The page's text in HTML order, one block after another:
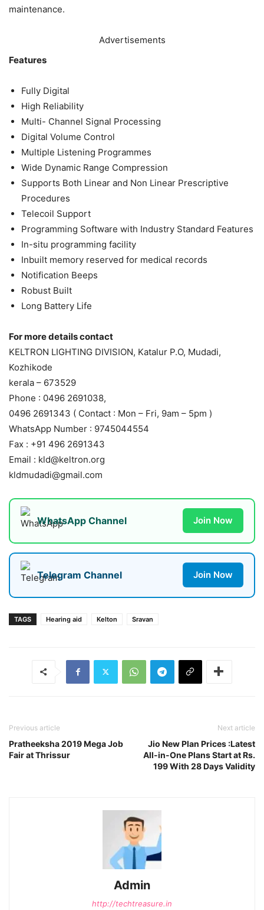
maintenance.
Advertisements
Features
Fully Digital
High Reliability
Multi- Channel Signal Processing
Digital Volume Control
Multiple Listening Programmes
Wide Dynamic Range Compression
Supports Both Linear and Non Linear Prescriptive
Procedures
Telecoil Support
Programming Software with Industry Standard Features
In-situ programming facility
Inbuilt memory reserved for medical records
Notification Beeps
Robust Built
Long Battery Life
For more details contact
KELTRON LIGHTING DIVISION, Katalur P.O, Mudadi,
Kozhikode
kerala – 673529
Phone : 0496 2691038,
0496 2691343 ( Contact : Mon – Fri, 9am – 5pm )
WhatsApp Number : 9745044554
Fax : +91 496 2691343
Email : kld@keltron.org
kldmudadi@gmail.com
WhatsApp Channel Join Now
Telegram Channel Join Now
TAGS Hearing aid Kelton Sravan
Previous article
Pratheeksha 2019 Mega Job
Fair at Thrissur
Next article
Jio New Plan Prices :Latest
All-in-One Plans Start at Rs.
199 With 28 Days Validity
Admin
http://techtreasure.in